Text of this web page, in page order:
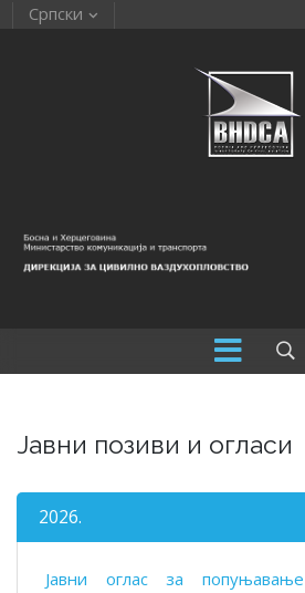
Српски
Јавни позиви и огласи
2026.
Јавни оглас за